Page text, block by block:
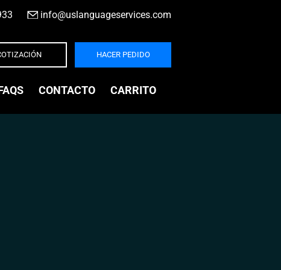
info@uslanguageservices.com
HACER PEDIDO
CONTACTO CARRITO